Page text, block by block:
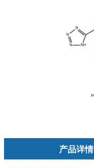
产品详情